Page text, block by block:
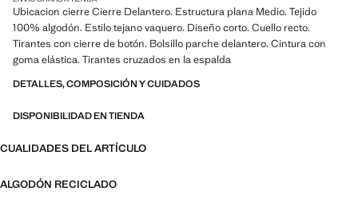
Ubicacion cierre Cierre Delantero. Estructura plana Medio. Tejido
100% algodón. Estilo tejano vaquero. Diseño corto. Cuello recto.
Tirantes con cierre de botón. Bolsillo parche delantero. Cintura con
goma elástica. Tirantes cruzados en la espalda
DETALLES, COMPOSICIÓN Y CUIDADOS
DISPONIBILIDAD EN TIENDA
CUALIDADES DEL ARTÍCULO
ALGODÓN RECICLADO